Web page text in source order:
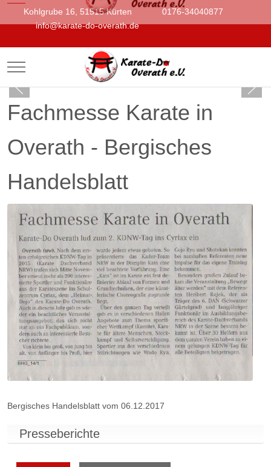
Kohlgrube 16, 51515 Kürten
0176-34040877
info@karate-do-overath.de
Mobile Menu Toggle
Fachmesse Karate in
Overath - Bergisches
Handelsblatt
Bergisches Handelsblatt vom 06.12.2017
Presseberichte